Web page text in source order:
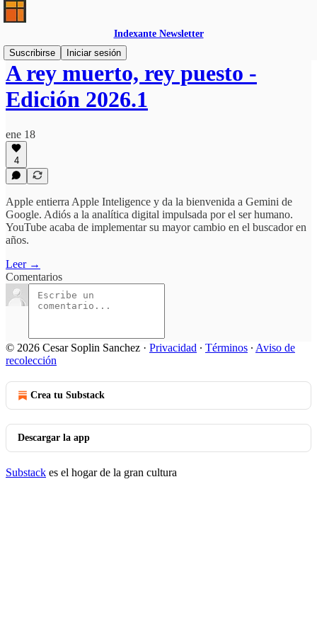
Indexante Newsletter
Suscribirse
Iniciar sesión
A rey muerto, rey puesto -
Edición 2026.1
ene 18
4
Apple entierra Apple Inteligence y da la bienvenida a Gemini de
Google. Adiós a la analítica digital impulsada por el ser humano.
YouTube acaba de implementar su mayor cambio en el buscador en
años.
Leer →
Comentarios
© 2026 Cesar Soplin Sanchez · Privacidad ∙ Términos ∙ Aviso de
recolección
Crea tu Substack
Descargar la app
Substack es el hogar de la gran cultura